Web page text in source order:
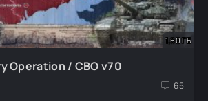
1,60 ГБ
Operation / СВО v70
65